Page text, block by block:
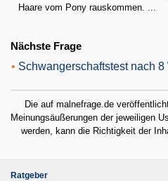
Haare vom Pony rauskommen. ...
Nächste Frage
• Schwangerschaftstest nach
Die auf malnefrage.de
Meinungsäußerungen der jeweiligen
werden, kann die Richtigkeit der
Ratgeber